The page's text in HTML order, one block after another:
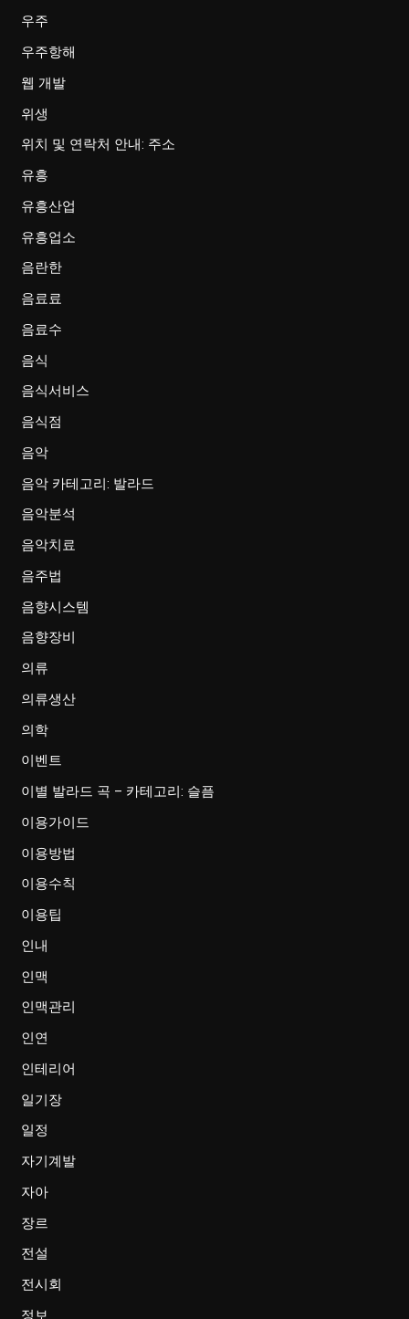
우주
우주항해
웹 개발
위생
위치 및 연락처 안내: 주소
유흥
유흥산업
유흥업소
음란한
음료료
음료수
음식
음식서비스
음식점
음악
음악 카테고리: 발라드
음악분석
음악치료
음주법
음향시스템
음향장비
의류
의류생산
의학
이벤트
이별 발라드 곡 – 카테고리: 슬픔
이용가이드
이용방법
이용수칙
이용팁
인내
인맥
인맥관리
인연
인테리어
일기장
일정
자기계발
자아
장르
전설
전시회
정보